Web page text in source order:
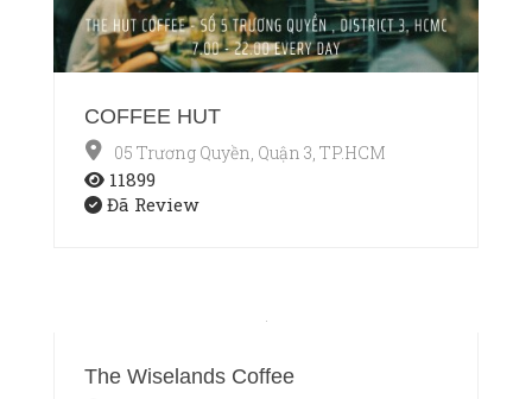
COFFEE HUT
05 Trương Quyền, Quận 3, TP.HCM
11899
Đã Review
The Wiselands Coffee